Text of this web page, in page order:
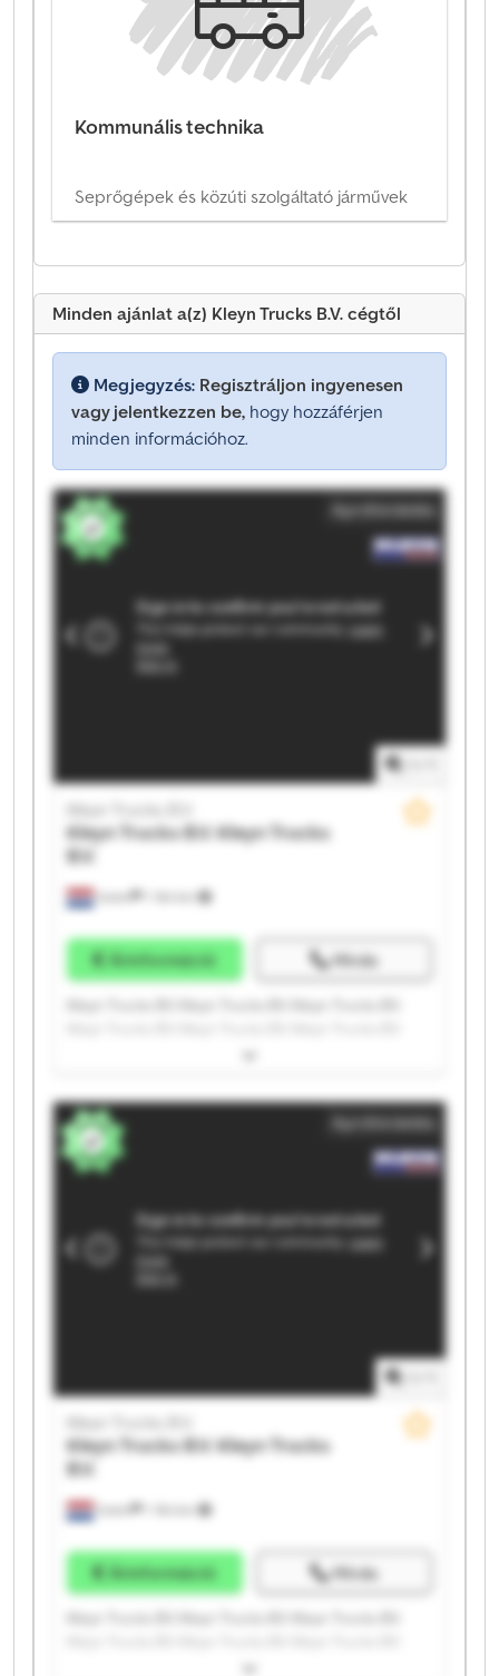
Kommunális technika
Seprőgépek és közúti szolgáltató járművek
Minden ajánlat a(z) Kleyn Trucks B.V. cégtől
Megjegyzés: Regisztráljon ingyenesen
vagy jelentkezzen be, hogy hozzáférjen
minden információhoz.
Apróhirdetés
Vuren
Kleyn Trucks B.V.
Kleyn Trucks B.V.Kleyn Trucks
B.V.
Árinformáció Hívás
Kleyn Trucks B.V. Kleyn Trucks B.V. Kleyn Trucks B.V.
Kleyn Trucks B.V. Kleyn Trucks B.V. Kleyn Trucks B.V.
Kleyn Trucks B.V. Kleyn Trucks B.V. Kleyn Trucks B.V.
Kleyn Trucks B.V. Kleyn Trucks B.V.
Apróhirdetés
Vuren
Kleyn Trucks B.V.
Kleyn Trucks B.V.Kleyn Trucks
B.V.
Árinformáció Hívás
Kleyn Trucks B.V. Kleyn Trucks B.V. Kleyn Trucks B.V.